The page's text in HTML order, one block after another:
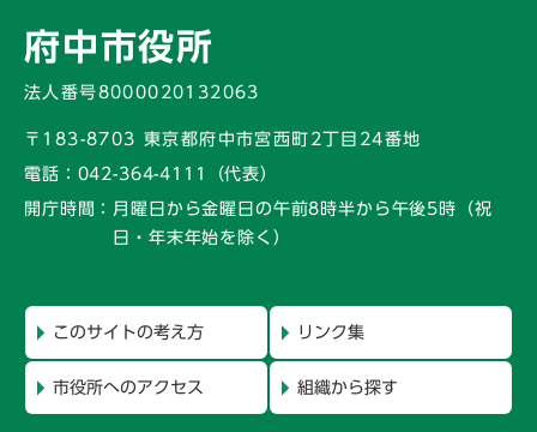
府中市役所
法人番号8000020132063
〒183-8703 東京都府中市宮西町2丁目24番地
電話： 042-364-4111（代表）
開庁時間： 月曜日から金曜日の午前8時半から午後5時 （祝
日・年末年始を除く）
このサイトの考え方 リンク集
市役所へのアクセス 組織から探す